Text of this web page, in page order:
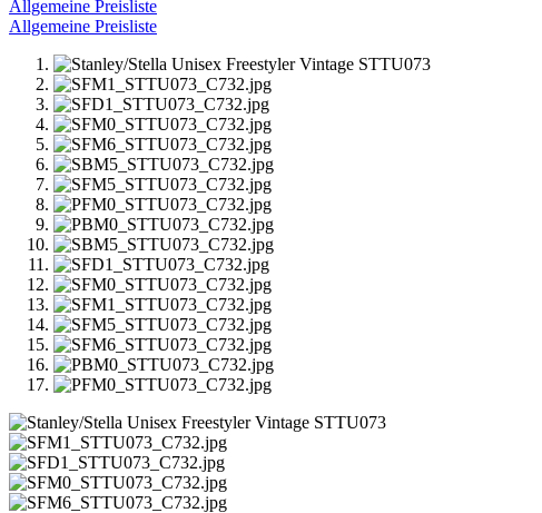
Allgemeine Preisliste
Allgemeine Preisliste